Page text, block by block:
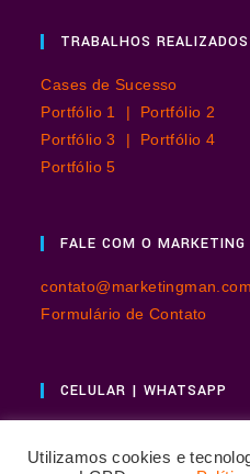
TRABALHOS REALIZADOS
Cases de Sucesso
Portfólio 1 | Portfólio 2
Portfólio 3 | Portfólio 4
Portfólio 5
FALE COM O
Formulário de Contato
CELULAR | WHATSAPP
Utilizamos cookies e